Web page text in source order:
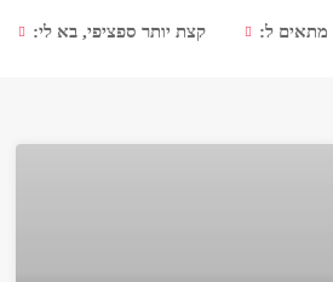
מתאים ל: קצת יותר ספציפי, בא לי: